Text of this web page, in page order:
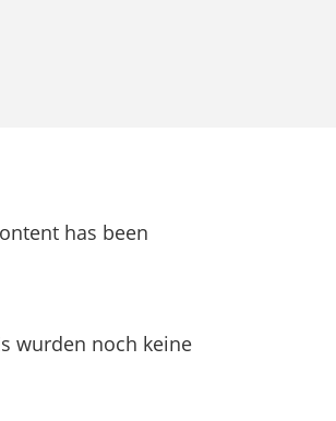
has been
wurden noch keine